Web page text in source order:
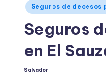
Publicado
en
Seguros de decesos
Seguros
en El
Publicado
Salvador